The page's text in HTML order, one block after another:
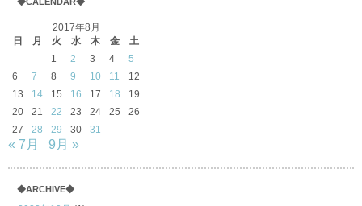
2017年8月
日
月 火 水 木 金
土
1
2 3 4
5
6
7 8 9 10 11
12
13
14 15 16 17 18
19
20
21 22 23 24 25
26
27
28 29 30 31
« 7月 9月 »
◆ARCHIVE◆